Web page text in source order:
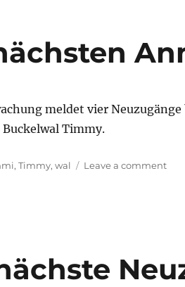
meldet vier Neuzugänge
Timmy.
,Timmy,wal Leave a commenton